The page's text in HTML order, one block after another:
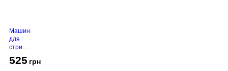
Машинка
для
стрижки
130
525 грн